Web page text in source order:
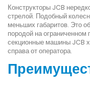
Конструкторы JCB
стрелой. Подобный
меньших габаритов. Это
породой на
секционные машины JCB
справа от оператора.